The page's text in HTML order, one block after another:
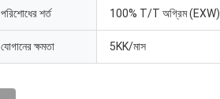
পরিশোধের শর্ত 100% T/T অগ্রিম (EXW)
যোগানের ক্ষমতা 5KK/মাস